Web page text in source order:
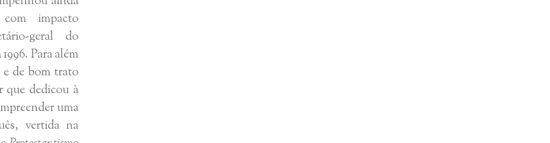
impacto
geral do
Para além
e de bom trato
que dedicou à
uma
vertida na